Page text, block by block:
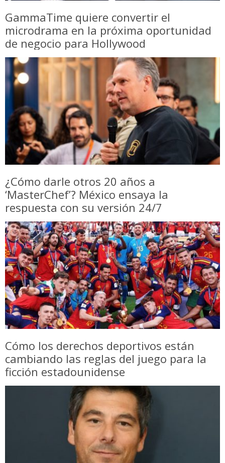
GammaTime quiere convertir el
microdrama en la próxima oportunidad
de negocio para Hollywood
¿Cómo darle otros 20 años a
‘MasterChef’? México ensaya la
respuesta con su versión 24/7
Cómo los derechos deportivos están
cambiando las reglas del juego para la
ficción estadounidense